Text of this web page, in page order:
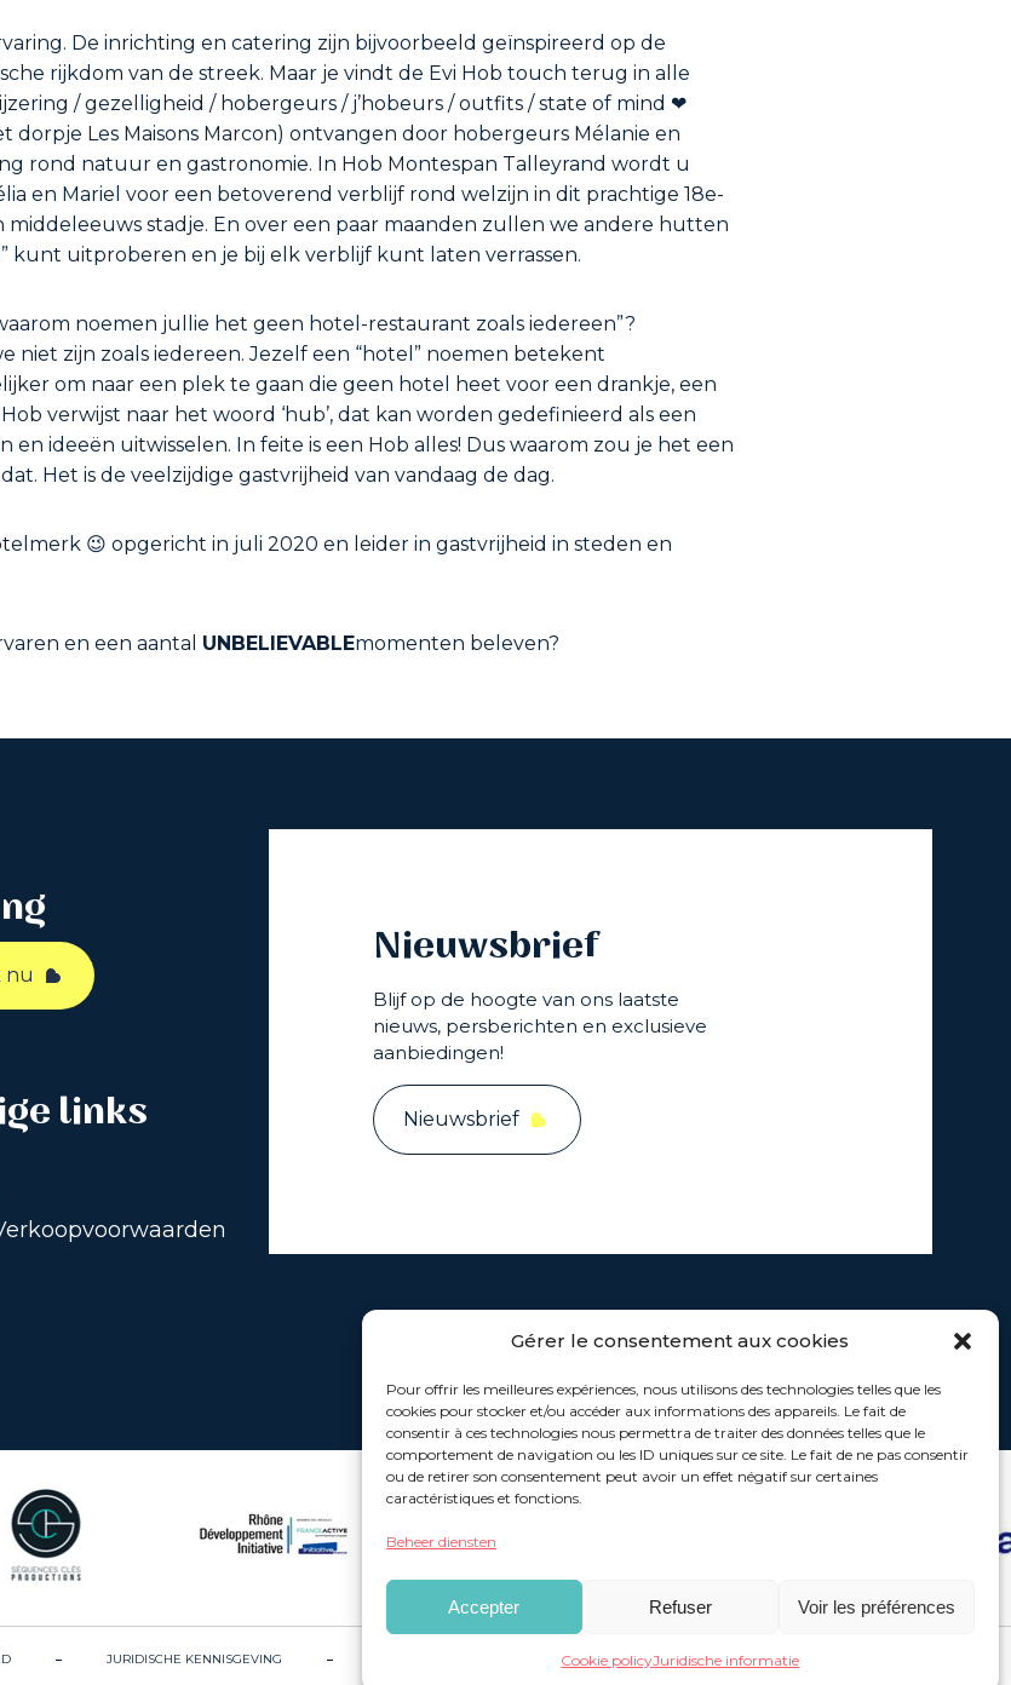
Gérer le consentement aux cookies
Pour offrir les meilleures expériences, nous utilisons des technologies telles que les
cookies pour stocker et/ou accéder aux informations des appareils. Le fait de
consentir à ces technologies nous permettra de traiter des données telles que le
comportement de navigation ou les ID uniques sur ce site. Le fait de ne pas consentir
ou de retirer son consentement peut avoir un effet négatif sur certaines
caractéristiques et fonctions.
Beheer diensten
Accepter Refuser Voir les préférences
Cookie policyJuridische informatie
De inrichting en catering zijn bijvoorbeeld geïnspireerd op de
rijkdom van de streek. Maar je vindt de Evi Hob touch terug in alle
/ gezelligheid / hobergeurs / j’hobeurs / outfits / state of mind ❤
dorpje Les Maisons Marcon) ontvangen door hobergeurs Mélanie en
rond natuur en gastronomie. In Hob Montespan Talleyrand wordt u
en Mariel voor een betoverend verblijf rond welzijn in dit prachtige 18e-
stadje. En over een paar maanden zullen we andere hutten
kunt uitproberen en je bij elk verblijf kunt laten verrassen.
noemen jullie het geen hotel-restaurant zoals iedereen”?
niet zijn zoals iedereen. Jezelf een “hotel” noemen betekent
om naar een plek te gaan die geen hotel heet voor een drankje, een
verwijst naar het woord ‘hub’, dat kan worden gedefinieerd als een
ideeën uitwisselen. In feite is een Hob alles! Dus waarom zou je het een
Het is de veelzijdige gastvrijheid van vandaag de dag.
😉 opgericht in juli 2020 en leider in gastvrijheid in steden en
en een aantal UNBELIEVABLEmomenten beleven?
nu
links
Nieuwsbrief
Blijf op de hoogte van ons laatste
nieuws, persberichten en exclusieve
aanbiedingen!
Nieuwsbrief
JURIDISCHE KENNISGEVING